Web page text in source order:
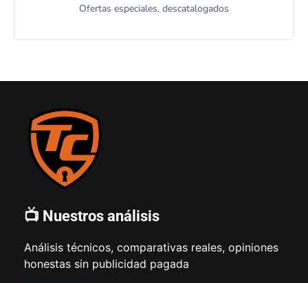
Ofertas especiales, descatalogados
📺 Nuestros análisis
Análisis técnicos, comparativas reales, opiniones
honestas sin publicidad pagada